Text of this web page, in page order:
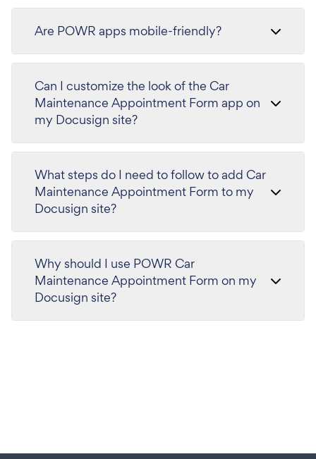
Are POWR apps mobile-friendly?
Can I customize the look of the Car
Maintenance Appointment Form app on
my Docusign site?
What steps do I need to follow to add Car
Maintenance Appointment Form to my
Docusign site?
Why should I use POWR Car
Maintenance Appointment Form on my
Docusign site?